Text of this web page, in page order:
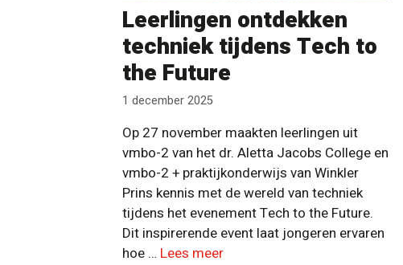
Leerlingen ontdekken
techniek tijdens Tech to
the Future
1 december 2025
Op 27 november maakten leerlingen uit
vmbo-2 van het dr. Aletta Jacobs College en
vmbo-2 + praktijkonderwijs van Winkler
Prins kennis met de wereld van techniek
tijdens het evenement Tech to the Future.
Dit inspirerende event laat jongeren ervaren
hoe … Lees meer